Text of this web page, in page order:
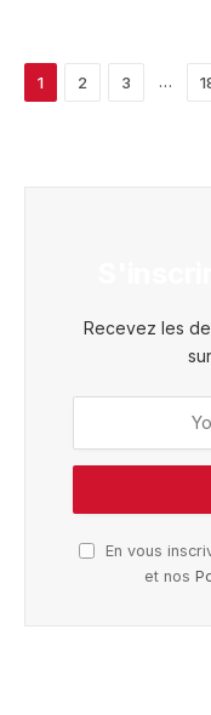
1 2 3 …
Recevez les
En vous
et nos